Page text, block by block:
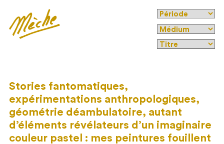
Stories fantomatiques,
expérimentations anthropologiques,
géométrie déambulatoire, autant
d’éléments révélateurs d’un imaginaire
couleur pastel : mes peintures fouillent